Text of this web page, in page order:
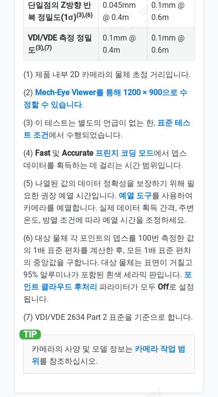
단일점의 Z방향 반
복 정밀도(1σ)(3),(6)
0.045mm
@ 0.4m
0.1mm @
0.6m
VDI/VDE 측정 정밀
도(3),(7)
0.1mm @
0.4m
0.1mm @
0.6m
(1) 제품 내부 2D 카메라의 물체 초점 거리입니다.
(2) Mech-Eye Viewer를 통해 1200 × 900으로 수
정할 수 있습니다.
(3) 이 테스트는 별도의 언급이 없는 한, 표준 테스
트 조건에서 수행되었습니다.
(4) Fast및 Accurate 프린지 코딩 모드에서 뎁스
데이터를 획득하는 데 걸리는 시간 범위입니다.
(5) 나열된 값의 데이터 정확성을 보장하기 위해 필
요한 권장 예열 시간입니다. 예열 도구를 사용하여
카메라를 예열합니다. 실제 데이터 획득 간격, 주변
온도, 방열 조건에 따라 예열 시간을 조정하세요.
(6) 대상 물체 각 포인트의 뎁스를 100번 측정한 값
의 1배 표준 편차를 계산한 후, 모든 1배 표준 편차
의 중앙값을 구합니다. 대상 물체는 표면이 거칠고
95% 알루미나가 포함된 흰색 세라믹 판입니다. 포
인트 클라우드 후처리 파라미터가 모두 Off로 설정
됩니다.
(7) VDI/VDE 2634 Part 2 표준을 기준으로 합니다.
카메라의 사양 및 모델 정보는 카메라 작업 범
위를 참조하십시오.